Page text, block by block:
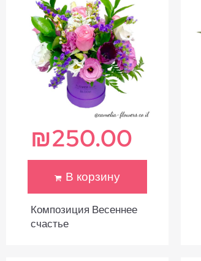
Композиция Весеннее
счастье
₪250.00
В корзину